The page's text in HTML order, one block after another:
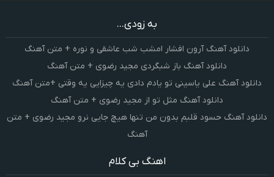
به زودی...
دانلود آهنگ آرون افشار امشب شب عاشقی و نوره + متن آهنگ
دانلود آهنگ باز شبگردی مجید رضوی + متن آهنگ
دانلود آهنگ علی یاسینی تو یادم دادی یه چیزایی یه وقتی +متن آهنگ
دانلود آهنگ مثل تو از مجید رضوی + متن آهنگ
دانلود آهنگ حسود قلبم بدون من تنها هیچ جایی نرو مجید رضوی + متن
آهنگ
اهنگ بی کلام